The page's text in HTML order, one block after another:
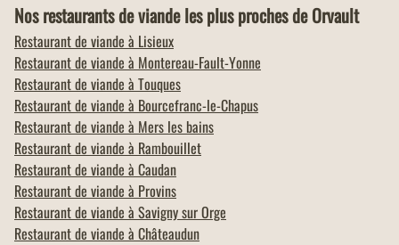
Nos restaurants de viande les plus proches de Orvault
Restaurant de viande à Lisieux
Restaurant de viande à Montereau-Fault-Yonne
Restaurant de viande à Touques
Restaurant de viande à Bourcefranc-le-Chapus
Restaurant de viande à Mers les bains
Restaurant de viande à Rambouillet
Restaurant de viande à Caudan
Restaurant de viande à Provins
Restaurant de viande à Savigny sur Orge
Restaurant de viande à Châteaudun